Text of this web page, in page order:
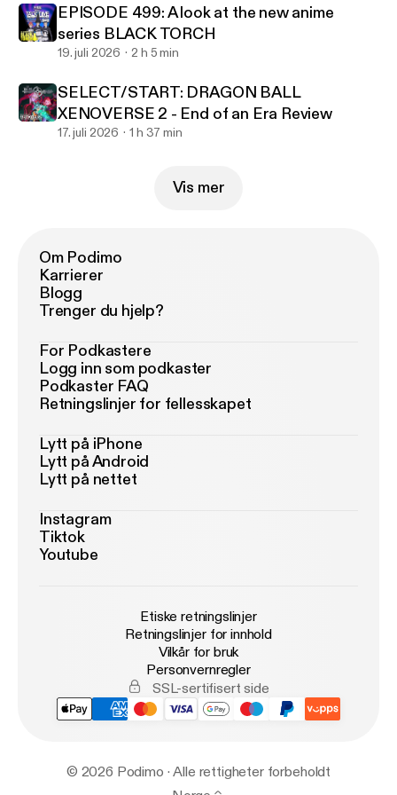
EPISODE 499: A look at the new anime
series BLACK TORCH
19. juli 2026 2 h 5 min
SELECT/START: DRAGON BALL
XENOVERSE 2 - End of an Era Review
17. juli 2026 1 h 37 min
Vis mer
Om Podimo
Karrierer
Blogg
Trenger du hjelp?
For Podkastere
Logg inn som podkaster
Podkaster FAQ
Retningslinjer for fellesskapet
Lytt på iPhone
Lytt på Android
Lytt på nettet
Instagram
Tiktok
Youtube
Etiske retningslinjer
Retningslinjer for innhold
Vilkår for bruk
Personvernregler
SSL-sertifisert side
© 2026 Podimo · Alle rettigheter forbeholdt